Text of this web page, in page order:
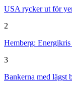
USA rycker ut för
2
Hemberg:
3
Bankerna med lägst